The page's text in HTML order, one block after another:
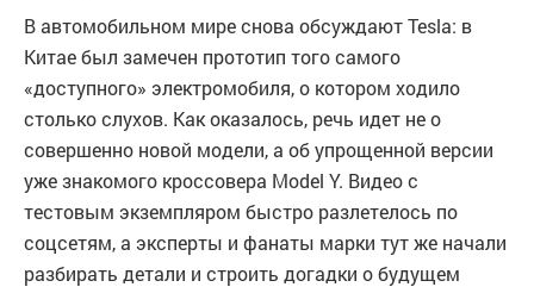
В автомобильном мире снова обсуждают Tesla: в
Китае был замечен прототип того самого
«доступного» электромобиля, о котором ходило
столько слухов. Как оказалось, речь идет не о
совершенно новой модели, а об упрощенной версии
уже знакомого кроссовера Model Y. Видео с
тестовым экземпляром быстро разлетелось по
соцсетям, а эксперты и фанаты марки тут же начали
разбирать детали и строить догадки о будущем